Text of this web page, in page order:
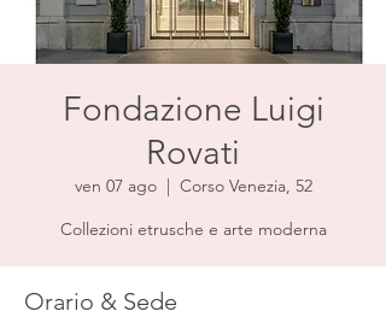
Fondazione Luigi
Rovati
ven 07 ago
  |
Corso Venezia, 52
Collezioni etrusche e arte moderna
Orario & Sede